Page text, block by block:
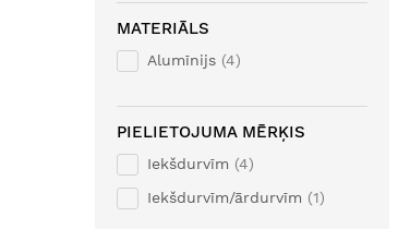
MATERIĀLS
Alumīnijs 4
PIELIETOJUMA MĒRĶIS
Iekšdurvīm
4
Iekšdurvīm/ārdurvīm
1